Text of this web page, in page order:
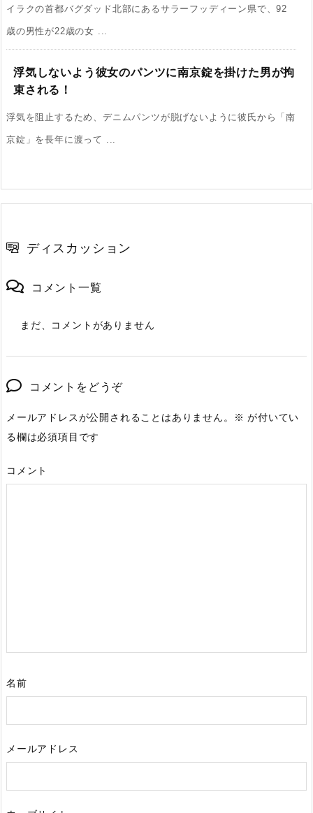
イラクの首都バグダッド北部にあるサラーフッディーン県で、92
歳の男性が22歳の女 ...
浮気しないよう彼女のパンツに南京錠を掛けた男が拘
束される！
浮気を阻止するため、デニムパンツが脱げないように彼氏から「南
京錠」を長年に渡って ...
ディスカッション
コメント一覧
まだ、コメントがありません
コメントをどうぞ
メールアドレスが公開されることはありません。 ※ が付いてい
る欄は必須項目です
コメント
名前
メールアドレス